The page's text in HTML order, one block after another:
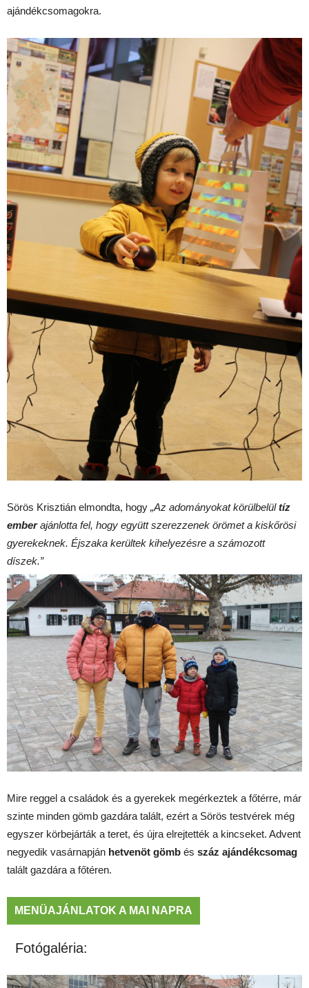
ajándékcsomagokra.
Sörös Krisztián elmondta, hogy „Az adományokat körülbelültíz
emberajánlotta fel, hogy együtt szerezzenek örömet a kiskőrösi
gyerekeknek. Éjszaka kerültek kihelyezésre a számozott
díszek.”
Mire reggel a családok és a gyerekek megérkeztek a főtérre, már
szinte minden gömb gazdára talált, ezért a Sörös testvérek még
egyszer körbejárták a teret, és újra elrejtették a kincseket. Advent
negyedik vasárnapján hetvenöt gömb és száz ajándékcsomag
talált gazdára a főtéren.
MENÜAJÁNLATOK A MAI NAPRA
Fotógaléria: